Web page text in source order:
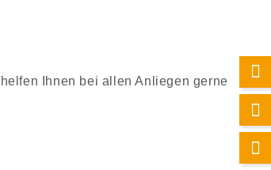
Ihnen bei allen Anliegen gerne